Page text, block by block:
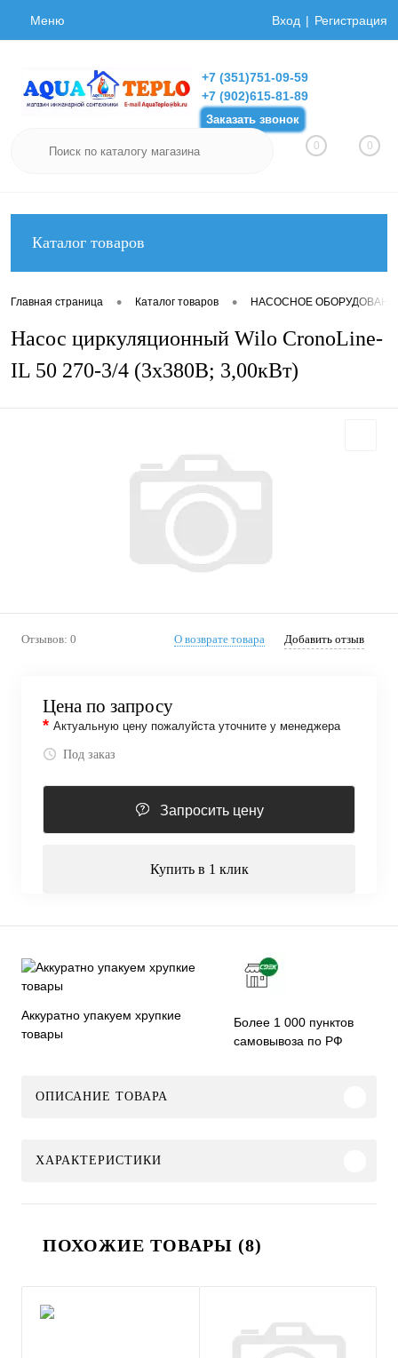
Меню Вход Регистрация
+7 (351)751-09-59
+7 (902)615-81-89
Заказать звонок
0 0
Каталог товаров
Главная страница • Каталог товаров • НАСОСНОЕ
Насос циркуляционный Wilo CronoLine-
IL 50 270-3/4 (3х380В; 3,00кВт)
Отзывов: 0 О возврате товара Добавить отзыв
Цена по запросу
* Актуальную цену пожалуйста уточните у менеджера
Под заказ
Запросить цену
Купить в 1 клик
Аккуратно упакуем хрупкие
товары
Более 1 000 пунктов
самовывоза по РФ
ОПИСАНИЕ ТОВАРА
ХАРАКТЕРИСТИКИ
ПОХОЖИЕ ТОВАРЫ (8)